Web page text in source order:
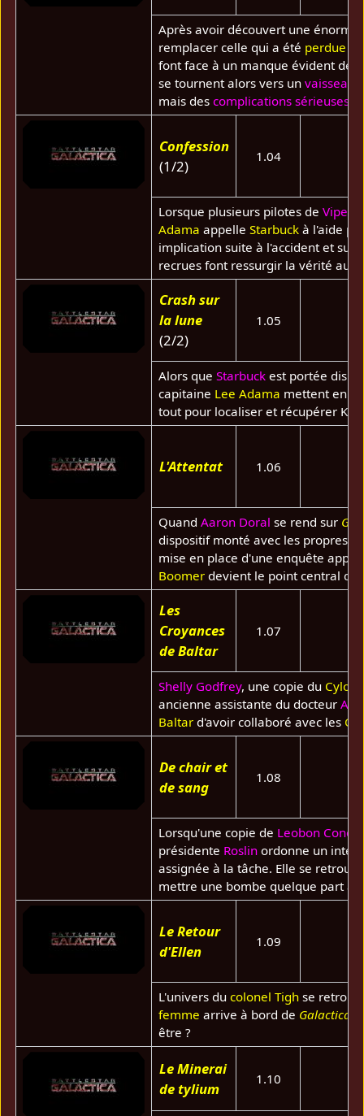
Après avoir découvert une
remplacer celle qui a été perdue
font face à un manque évident de
se tournent alors vers un vaisseau
mais des complications sérieuses
Confession
(1/2)
1.04
Lorsque plusieurs pilotes de Viper
Adama appelle Starbuckà l'aide
implication suite à l'accident et sur
recrues font ressurgir la vérité au
Crash sur
la lune
(2/2)
1.05
Alors que Starbuckest portée
capitaine Lee Adama mettent en
tout pour localiser et récupérer
L'Attentat 1.06
Quand Aaron Doral se rend sur
dispositif monté avec les propres
mise en place d'une enquête
Boomerdevient le point central de
Les
Croyances
de Baltar
1.07
Shelly Godfrey, une copie du Cylon
ancienne assistante du docteur
Baltard'avoir collaboré avec les
De chair et
de sang
1.08
Lorsqu'une copie de Leobon Conoy
présidente Roslinordonne un
assignée à la tâche. Elle se
mettre une bombe quelque part
Le Retour
d'Ellen
1.09
L'univers du colonel Tighse
femme arrive à bord de Galactica
être ?
Le Minerai
de tylium
1.10